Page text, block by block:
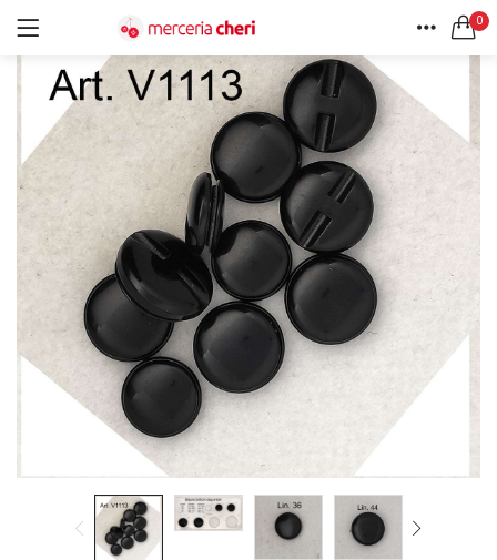
0
HOME
ACCOUNT
ACCEDI REGISTRATI
Ricordami
Password dimenticata?
CERCA IN:
Tutte le categorie
Accessori Design (56)
Accessori merceria (94)
Cesti portalavoro (8)
Aghi e spilli (24)
Applicazioni (26)
Borse (6)
Bottoni Vintage (204)
Lotti di Bottoni vintage (27)
Bottoni/alamari/automatici (46)
Alamari (5)
Calze collant donna (24)
Cappelli (16)
Cerniere lampo / Zip/Fibbie (27)
Elastici (10)